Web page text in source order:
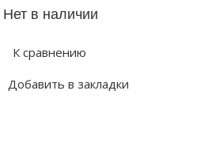
К сравнению
Добавить в закладки